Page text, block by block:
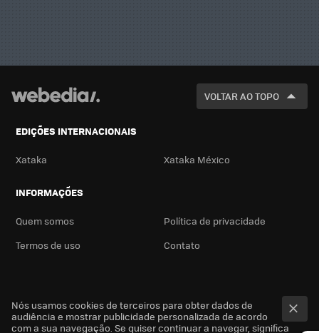
VOLTAR AO TOPO
EDIÇÕES INTERNACIONAIS
Xataka Xataka México
INFORMAÇÕES
Quem somos
Política de privacidade
Termos de uso
Contato
Nós usamos cookies de terceiros para obter dados de
audiência e mostrar publicidade personalizada de acordo
com a sua navegação. Se quiser continuar a navegar, significa